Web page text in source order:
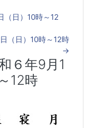
日）10時～12
（日）10時～12時
→
６年9月1
12時